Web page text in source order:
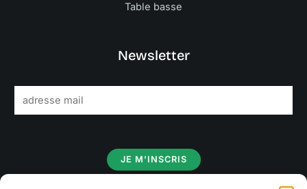
Table basse
Newsletter
m
JE M'INSCRIS